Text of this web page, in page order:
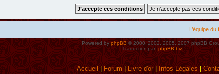
L’équipe du
Powered byphpBB© 2000, 2002, 2005, 2007 phpBB
Traduction par: phpBB.biz
Accueil|Forum|Livre d'or| Infos Lègales|